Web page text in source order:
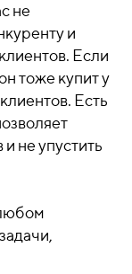
не
и
Если
тоже купит у
Есть
не упустить